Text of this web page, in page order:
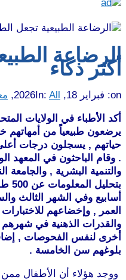
الرضاعة
أكثر ذكاء
on: فبراير 18, 2026 In: All
,
أكد الأطباء في الولايات
يرضعون طبيعياً من أمهاتهم
حياتهم , يسجلون درجات
. وقام الباحثون في المعهد
والتنمية البشرية , والجامعة
أسابيع وفي الشهر الثالث
العمر , وإخضاعهم
والقدرات الذهنية في
أخرى لنفس الفحوصات ,
بلوغهم سن الخامسة .
ووجد هؤلاء أن الأطفال